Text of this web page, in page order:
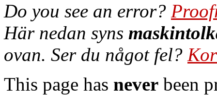
Do you see an error?
Här nedan syns
ovan. Ser du något fel?
This page has never been